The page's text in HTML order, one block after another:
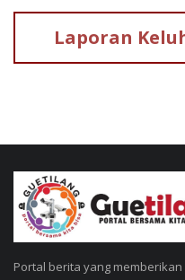
Laporan
Portal berita yang